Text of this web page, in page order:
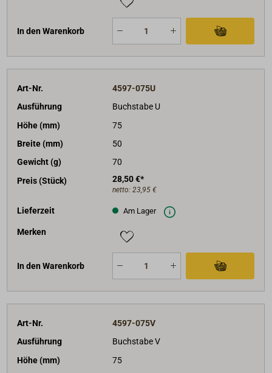
In den Warenkorb
Art-Nr.
4597-075U
Ausführung
Buchstabe U
Höhe (mm)
75
Breite (mm)
50
Gewicht (g)
70
Preis (Stück)
28,50 €*
netto: 23,95 €
Lieferzeit Am Lager
Merken
In den Warenkorb
Art-Nr.
4597-075V
Ausführung
Buchstabe V
Höhe (mm)
75